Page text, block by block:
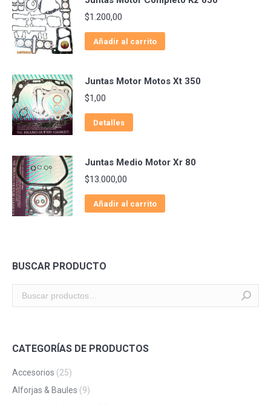
$1.200,00
Añadir al carrito
Juntas Motor Motos Xt 350
$1,00
Detalles
Juntas Medio Motor Xr 80
$13.000,00
Añadir al carrito
BUSCAR PRODUCTO
CATEGORÍAS DE PRODUCTOS
Accesorios (25)
Alforjas & Baules (9)